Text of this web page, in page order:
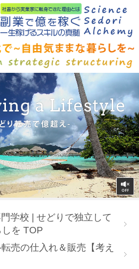
学校 | せどりで独立して
を TOP
売の仕入れ＆販売【考え